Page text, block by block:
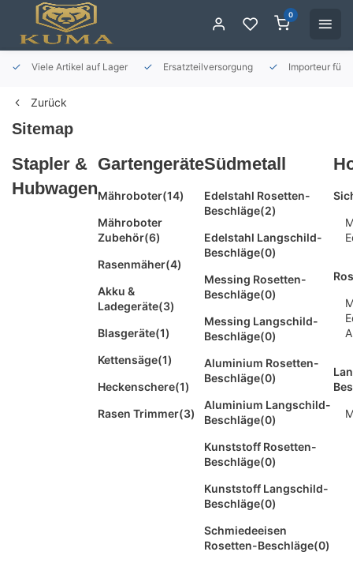
0
Viele Artikel auf Lager Ersatzteilversorgung Importeur für
Zurück
Sitemap
Stapler &
Hubwagen
Gartengeräte
Mähroboter(14)
Mähroboter
Zubehör(6)
Rasenmäher(4)
Akku &
Ladegeräte(3)
Blasgeräte(1)
Kettensäge(1)
Heckenschere(1)
Rasen Trimmer(3)
Südmetall
Edelstahl Rosetten-
Beschläge(2)
Edelstahl Langschild-
Beschläge(0)
Messing Rosetten-
Beschläge(0)
Messing Langschild-
Beschläge(0)
Aluminium Rosetten-
Beschläge(0)
Aluminium Langschild-
Beschläge(0)
Kunststoff Rosetten-
Beschläge(0)
Kunststoff Langschild-
Beschläge(0)
Schmiedeeisen
Rosetten-Beschläge(0)